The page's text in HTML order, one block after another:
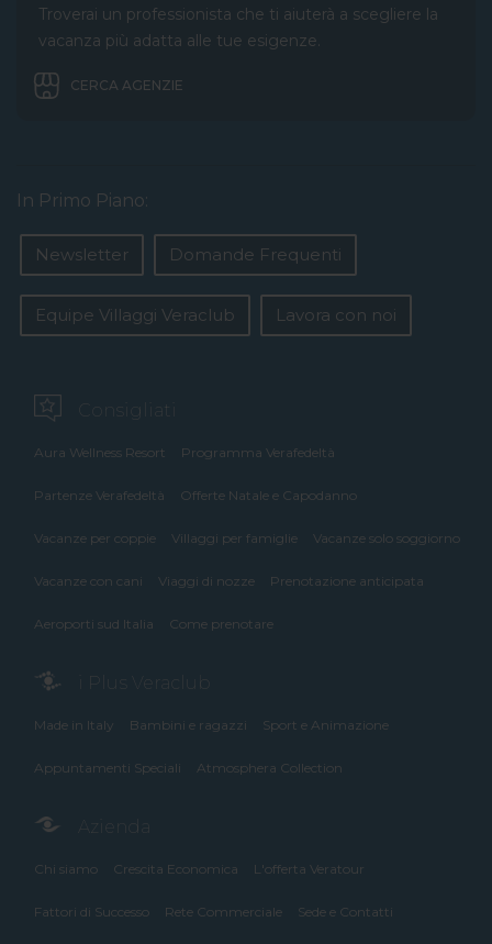
Troverai un professionista che ti aiuterà a scegliere la
vacanza più adatta alle tue esigenze.
CERCA AGENZIE
In Primo Piano:
Newsletter Domande Frequenti
Equipe Villaggi Veraclub Lavora con noi
Consigliati
Aura Wellness Resort Programma Verafedeltà
Partenze Verafedeltà Offerte Natale e Capodanno
Vacanze per coppie Villaggi per famiglie Vacanze solo soggiorno
Vacanze con cani Viaggi di nozze Prenotazione anticipata
Aeroporti sud Italia Come prenotare
i Plus Veraclub
Made in Italy Bambini e ragazzi Sport e Animazione
Appuntamenti Speciali Atmosphera Collection
Azienda
Chi siamo Crescita Economica L'offerta Veratour
Fattori di Successo Rete Commerciale Sede e Contatti